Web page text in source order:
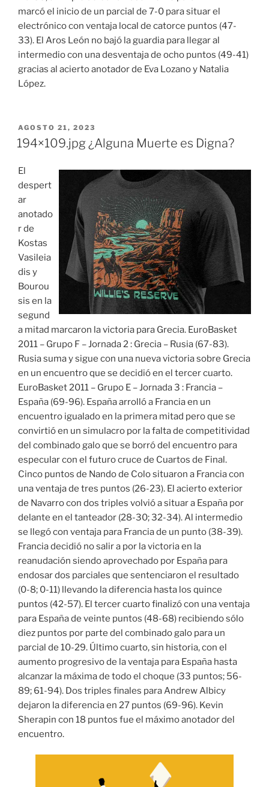
marcó el inicio de un parcial de 7-0 para situar el
electrónico con ventaja local de catorce puntos (47-
33). El Aros León no bajó la guardia para llegar al
intermedio con una desventaja de ocho puntos (49-41)
gracias al acierto anotador de Eva Lozano y Natalia
López.
PUBLICADO
EL
AGOSTO 21, 2023
194×109.jpg ¿Alguna Muerte es Digna?
El
despert
ar
anotado
r de
Kostas
Vasileia
dis y
Bourou
sis en la
segund
a mitad marcaron la victoria para Grecia. EuroBasket
2011 – Grupo F – Jornada 2 : Grecia – Rusia (67-83).
Rusia suma y sigue con una nueva victoria sobre Grecia
en un encuentro que se decidió en el tercer cuarto.
EuroBasket 2011 – Grupo E – Jornada 3 : Francia –
España (69-96). España arrolló a Francia en un
encuentro igualado en la primera mitad pero que se
convirtió en un simulacro por la falta de competitividad
del combinado galo que se borró del encuentro para
especular con el futuro cruce de Cuartos de Final.
Cinco puntos de Nando de Colo situaron a Francia con
una ventaja de tres puntos (26-23). El acierto exterior
de Navarro con dos triples volvió a situar a España por
delante en el tanteador (28-30; 32-34). Al intermedio
se llegó con ventaja para Francia de un punto (38-39).
Francia decidió no salir a por la victoria en la
reanudación siendo aprovechado por España para
endosar dos parciales que sentenciaron el resultado
(0-8; 0-11) llevando la diferencia hasta los quince
puntos (42-57). El tercer cuarto finalizó con una ventaja
para España de veinte puntos (48-68) recibiendo sólo
diez puntos por parte del combinado galo para un
parcial de 10-29. Último cuarto, sin historia, con el
aumento progresivo de la ventaja para España hasta
alcanzar la máxima de todo el choque (33 puntos; 56-
89; 61-94). Dos triples finales para Andrew Albicy
dejaron la diferencia en 27 puntos (69-96). Kevin
Sherapin con 18 puntos fue el máximo anotador del
encuentro.